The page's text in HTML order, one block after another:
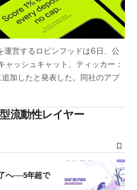
運営するロビンフッドは6日、公
ッシュキャット、ティッカー：
加したと発表した。同社のアプ
流動性レイヤー
へ──5年超で